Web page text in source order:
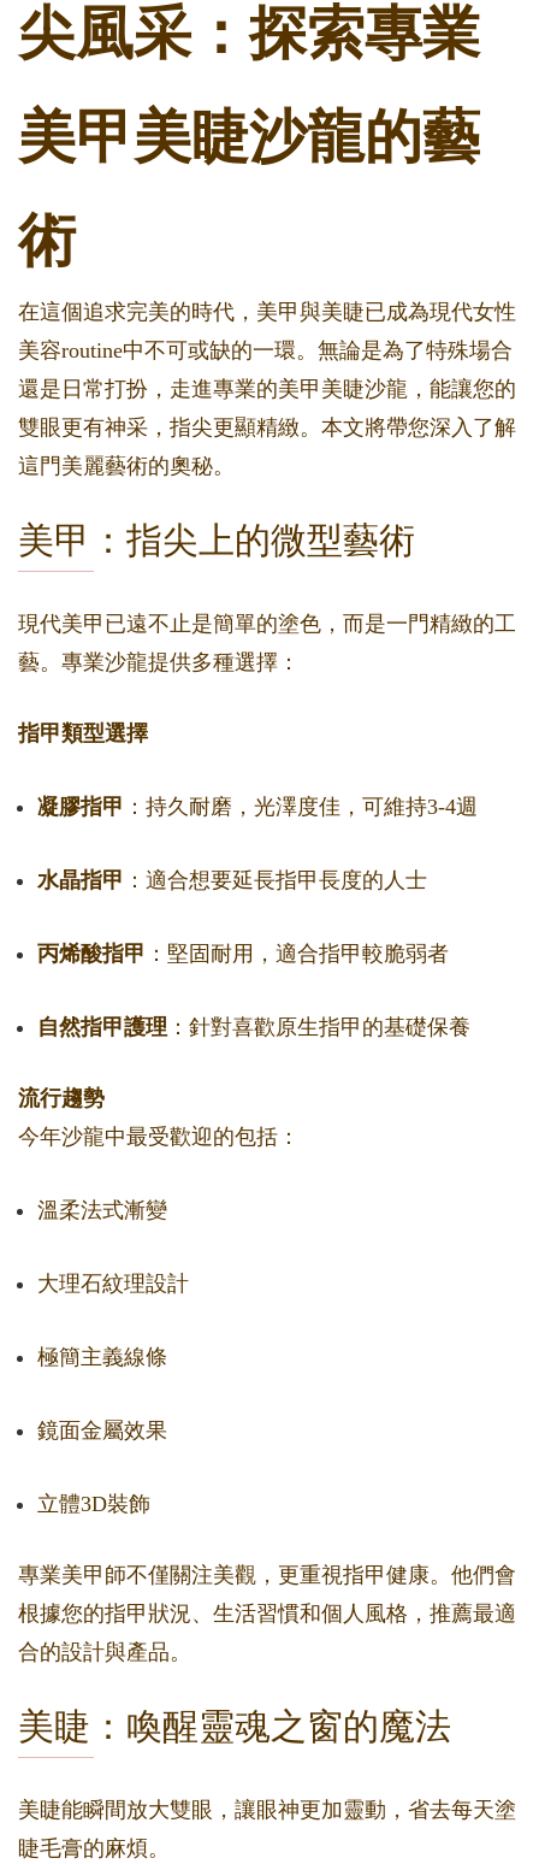
尖風采：探索專業
美甲美睫沙龍的藝
術
在這個追求完美的時代，美甲與美睫已成為現代女性
美容routine中不可或缺的一環。無論是為了特殊場合
還是日常打扮，走進專業的美甲美睫沙龍，能讓您的
雙眼更有神采，指尖更顯精緻。本文將帶您深入了解
這門美麗藝術的奧秘。
美甲：指尖上的微型藝術
現代美甲已遠不止是簡單的塗色，而是一門精緻的工
藝。專業沙龍提供多種選擇：
指甲類型選擇
凝膠指甲 ：持久耐磨，光澤度佳，可維持3-4週
水晶指甲 ：適合想要延長指甲長度的人士
丙烯酸指甲 ：堅固耐用，適合指甲較脆弱者
自然指甲護理 ：針對喜歡原生指甲的基礎保養
流行趨勢
今年沙龍中最受歡迎的包括：
溫柔法式漸變
大理石紋理設計
極簡主義線條
鏡面金屬效果
立體3D裝飾
專業美甲師不僅關注美觀，更重視指甲健康。他們會
根據您的指甲狀況、生活習慣和個人風格，推薦最適
合的設計與產品。
美睫：喚醒靈魂之窗的魔法
美睫能瞬間放大雙眼，讓眼神更加靈動，省去每天塗
睫毛膏的麻煩。